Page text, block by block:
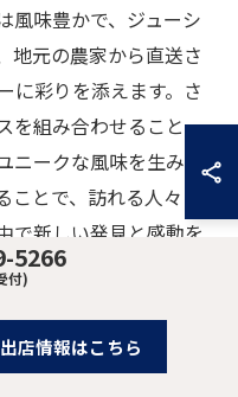
風味豊かで、ジューシ
地元の農家から直送さ
に彩りを添えます。さ
を組み合わせること
ークな風味を生み出
とで、訪れる人々に
で新しい発見と感動を
5266
付)
出店情報はこちら